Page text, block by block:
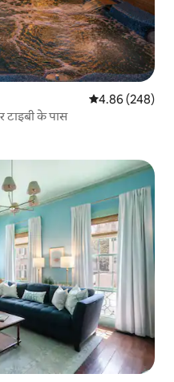
औसत रेटिंग 5 में से
4.86 (248)
टाइबी के पास